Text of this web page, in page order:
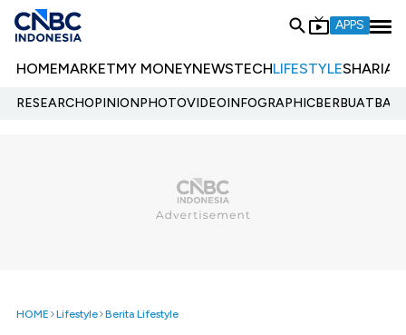
APPS
HOMEMARKETMY MONEYNEWSTECHLIFESTYLESHARIA
RESEARCHOPINIONPHOTOVIDEOINFOGRAPHIC
HOME Lifestyle Berita Lifestyle